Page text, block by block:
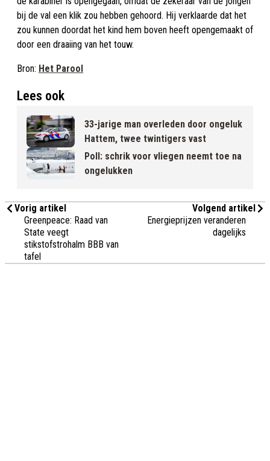
bij de val een klik zou hebben gehoord. Hij verklaarde dat het
zou kunnen doordat het kind hem boven heeft opengemaakt of
door een draaiing van het touw.
Bron: Het Parool
Lees ook
33-jarige man overleden door ongeluk
Hattem, twee twintigers vast
Poll: schrik voor vliegen neemt toe na
ongelukken
Vorig artikel
Greenpeace: Raad van
State veegt
stikstofstrohalm BBB van
tafel
Volgend artikel
Energieprijzen veranderen
dagelijks